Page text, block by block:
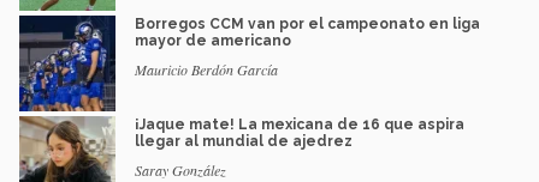
Borregos CCM van por el campeonato en liga
mayor de americano
Mauricio Berdón García
¡Jaque mate! La mexicana de 16 que aspira
llegar al mundial de ajedrez
Saray González